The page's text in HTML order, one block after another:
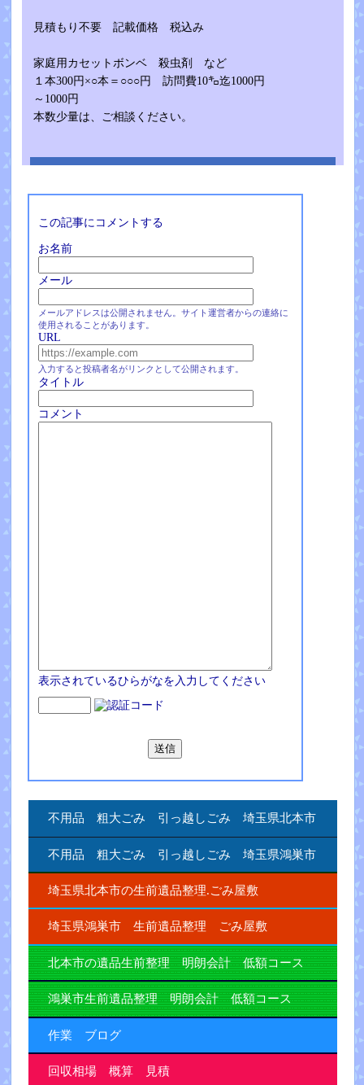
見積もり不要 記載価格 税込み
家庭用カセットボンベ 殺虫剤 など
１本300円×○本＝○○○円 訪問費10㌔迄1000円
～1000円
本数少量は、ご相談ください。
この記事にコメントする
お名前
メール
メールアドレスは公開されません。サイト運営者からの連絡に
使用されることがあります。
URL
入力すると投稿者名がリンクとして公開されます。
タイトル
コメント
表示されているひらがなを入力してください
不用品 粗大ごみ 引っ越しごみ 埼玉県北本市
不用品 粗大ごみ 引っ越しごみ 埼玉県鴻巣市
埼玉県北本市の生前遺品整理.ごみ屋敷
埼玉県鴻巣市 生前遺品整理 ごみ屋敷
北本市の遺品生前整理 明朗会計 低額コース
鴻巣市生前遺品整理 明朗会計 低額コース
作業 ブログ
回収相場 概算 見積